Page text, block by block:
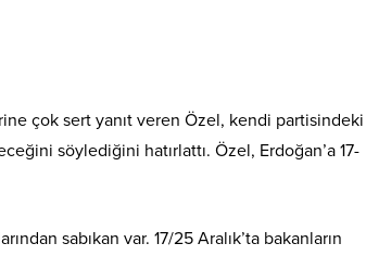
çok sert yanıt veren Özel, kendi partisindeki
söylediğini hatırlattı. Özel, Erdoğan’a 17-
sabıkan var. 17/25 Aralık’ta bakanların